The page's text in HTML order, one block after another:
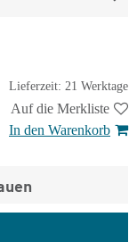
Lieferzeit: 21 Werktage
Auf die Merkliste
In den Warenkorb